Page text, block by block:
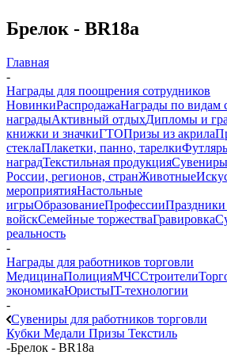
Брелок - BR18a
Главная
-
Награды для поощрения сотрудников
НовинкиРаспродажаНаграды по видам
наградыАктивный отдыхДипломы и
книжки и значкиГТОПризы из акрила
стеклаПлакетки, панно, тарелки
наградТекстильная продукция
России, регионов, странЖивотные
мероприятияНастольные
игрыОбразованиеПрофессииПраздники
войскСемейные торжестваГравировка
реальность
-
Награды для работников торговли
МедицинаПолицияМЧССтроители
экономикаЮристыIT-технологии
-
Сувениры для работников торговли
Кубки Медали Призы Текстиль
-Брелок - BR18a